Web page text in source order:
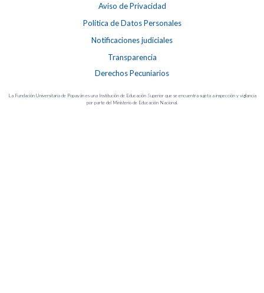
Aviso de Privacidad
Política de Datos Personales
Notificaciones judiciales
Transparencia
Derechos Pecuniarios
La Fundación Universitaria de Popayán es una Institución de Educación Superior que se encuentra sujeta a inspección y vigilancia
por parte del Ministerio de Educación Nacional.